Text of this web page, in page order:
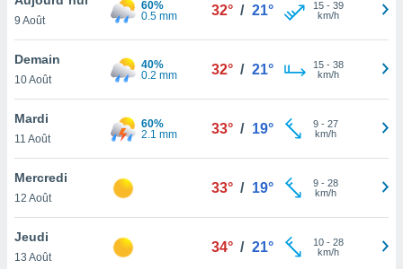
et
»,
au
vous
qu'ils
ou
le
9 Août
60%
0.5 mm
32° / 21° 15- 39
km/h
Demain
10 Août
40%
0.2 mm
32° / 21° 15- 38
km/h
Mardi
11 Août
60%
2.1 mm
33° / 19° 9- 27
km/h
Mercredi
12 Août
33° / 19° 9- 28
km/h
Jeudi
13 Août
34° / 21° 10- 28
km/h